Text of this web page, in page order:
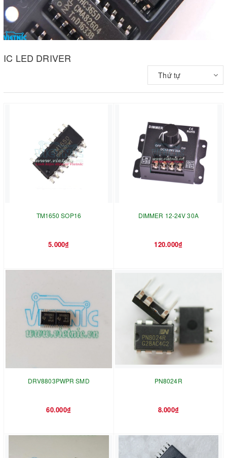
IC LED DRIVER
Thứ tự
TM1650 SOP16
5.000₫
DIMMER 12-24V 30A
120.000₫
DRV8803PWPR SMD
60.000₫
PN8024R
8.000₫